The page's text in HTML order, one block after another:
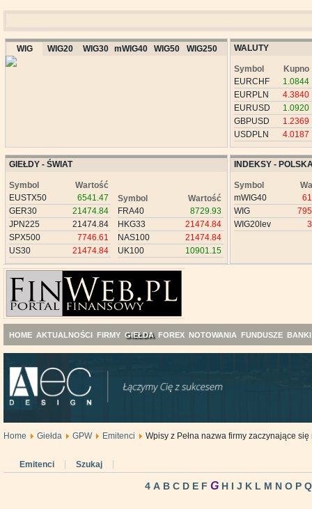
WIG WIG20 WIG30 mWIG40 WIG50 WIG250 WALUTY
Symbol
Kupno
EURCHF
1.0844
EURPLN
4.3840
EURUSD
1.0920
GBPUSD
1.2369
USDPLN
4.0187
GIEŁDY - ŚWIAT
Symbol
Wartość
EUSTX50
6541.47
GER30
21474.84
JPN225
21474.84
SPX500
7746.61
US30
21474.84
Symbol
Wartość
FRA40
8729.93
HKG33
21474.84
NAS100
21474.84
UK100
10901.15
INDEKSY -
Symbol
mWIG40
WIG
WIG20lev
HOME AKTUALNOŚCI FIRMY GIEŁDA FOREX NOTOWANIA FUNDUSZE BANKI
Home Giełda GPW Emitenci Wpisy z Pełna nazwa firmy zaczynające się
Emitenci Szukaj
4 A B C D E F G H I J K L M N O P Q